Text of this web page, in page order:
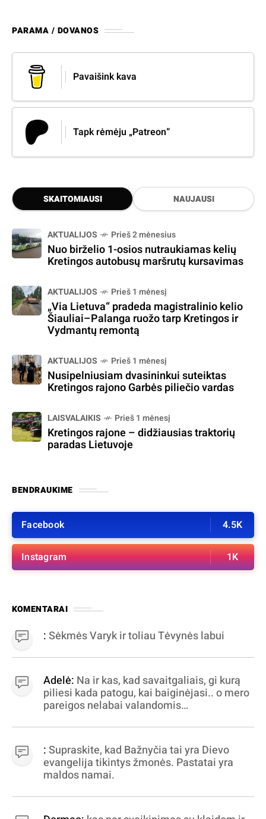
PARAMA / DOVANOS
Pavaišink kava
Tapk rėmėju „Patreon“
SKAITOMIAUSI NAUJAUSI
AKTUALIJOS Prieš 2 mėnesius
Nuo birželio 1-osios nutraukiamas kelių
Kretingos autobusų maršrutų kursavimas
AKTUALIJOS Prieš 1 mėnesį
„Via Lietuva“ pradeda magistralinio kelio
Šiauliai–Palanga ruožo tarp Kretingos ir
Vydmantų remontą
AKTUALIJOS Prieš 1 mėnesį
Nusipelniusiam dvasininkui suteiktas
Kretingos rajono Garbės piliečio vardas
LAISVALAIKIS Prieš 1 mėnesį
Kretingos rajone – didžiausias traktorių
paradas Lietuvoje
BENDRAUKIME
Facebook 4.5K
Instagram 1K
KOMENTARAI
:Sėkmės Varyk ir toliau Tėvynės labui
Adelė: Na ir kas, kad savaitgaliais, gi kurą
piliesi kada patogu, kai baiginėjasi.. o mero
pareigos nelabai valandomis
virpinimas, ieškokit kur milijonus vagia
dujininkai, elektros aferistai, stadionų
statytojai Vilnuje
:Supraskite, kad Bažnyčia tai yra Dievo
evangelija tikintys žmonės. Pastatai yra
maldos namai.